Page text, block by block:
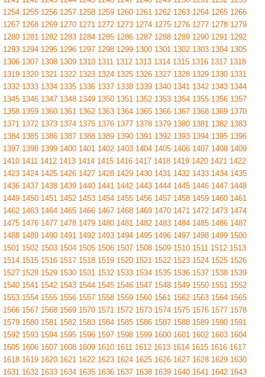
1254 1255 1256 1257 1258 1259 1260 1261 1262 1263 1264 1265 1266
1267 1268 1269 1270 1271 1272 1273 1274 1275 1276 1277 1278 1279
1280 1281 1282 1283 1284 1285 1286 1287 1288 1289 1290 1291 1292
1293 1294 1295 1296 1297 1298 1299 1300 1301 1302 1303 1304 1305
1306 1307 1308 1309 1310 1311 1312 1313 1314 1315 1316 1317 1318
1319 1320 1321 1322 1323 1324 1325 1326 1327 1328 1329 1330 1331
1332 1333 1334 1335 1336 1337 1338 1339 1340 1341 1342 1343 1344
1345 1346 1347 1348 1349 1350 1351 1352 1353 1354 1355 1356 1357
1358 1359 1360 1361 1362 1363 1364 1365 1366 1367 1368 1369 1370
1371 1372 1373 1374 1375 1376 1377 1378 1379 1380 1381 1382 1383
1384 1385 1386 1387 1388 1389 1390 1391 1392 1393 1394 1395 1396
1397 1398 1399 1400 1401 1402 1403 1404 1405 1406 1407 1408 1409
1410 1411 1412 1413 1414 1415 1416 1417 1418 1419 1420 1421 1422
1423 1424 1425 1426 1427 1428 1429 1430 1431 1432 1433 1434 1435
1436 1437 1438 1439 1440 1441 1442 1443 1444 1445 1446 1447 1448
1449 1450 1451 1452 1453 1454 1455 1456 1457 1458 1459 1460 1461
1462 1463 1464 1465 1466 1467 1468 1469 1470 1471 1472 1473 1474
1475 1476 1477 1478 1479 1480 1481 1482 1483 1484 1485 1486 1487
1488 1489 1490 1491 1492 1493 1494 1495 1496 1497 1498 1499 1500
1501 1502 1503 1504 1505 1506 1507 1508 1509 1510 1511 1512 1513
1514 1515 1516 1517 1518 1519 1520 1521 1522 1523 1524 1525 1526
1527 1528 1529 1530 1531 1532 1533 1534 1535 1536 1537 1538 1539
1540 1541 1542 1543 1544 1545 1546 1547 1548 1549 1550 1551 1552
1553 1554 1555 1556 1557 1558 1559 1560 1561 1562 1563 1564 1565
1566 1567 1568 1569 1570 1571 1572 1573 1574 1575 1576 1577 1578
1579 1580 1581 1582 1583 1584 1585 1586 1587 1588 1589 1590 1591
1592 1593 1594 1595 1596 1597 1598 1599 1600 1601 1602 1603 1604
1605 1606 1607 1608 1609 1610 1611 1612 1613 1614 1615 1616 1617
1618 1619 1620 1621 1622 1623 1624 1625 1626 1627 1628 1629 1630
1631 1632 1633 1634 1635 1636 1637 1638 1639 1640 1641 1642 1643